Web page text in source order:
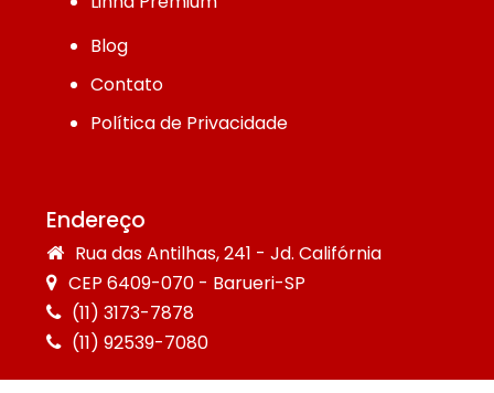
Blog
Contato
Política de Privacidade
Endereço
Rua das Antilhas, 241 - Jd. Califórnia
CEP 6409-070 - Barueri-SP
(11) 3173-7878
(11) 92539-7080